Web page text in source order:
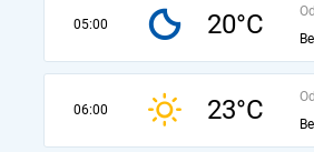
05:00 20°C
06:00 23°C